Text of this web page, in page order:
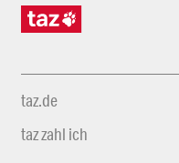
taz.de
taz zahl ich